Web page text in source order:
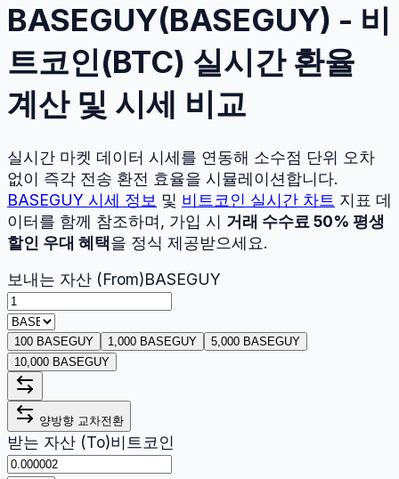
BASEGUY(BASEGUY) - 비
트코인(BTC) 실시간 환율
계산 및 시세 비교
실시간 마켓 데이터 시세를 연동해 소수점 단위 오차
없이 즉각 전송 환전 효율을 시뮬레이션합니다.
BASEGUY 시세 정보 및 비트코인 실시간 차트 지표 데
이터를 함께 참조하며, 가입 시 거래 수수료 50% 평생
할인 우대 혜택을 정식 제공받으세요.
보내는 자산 (From)BASEGUY
100 BASEGUY 1,000 BASEGUY
5,000 BASEGUY
10,000 BASEGUY
양방향 교차전환
받는 자산 (To)비트코인